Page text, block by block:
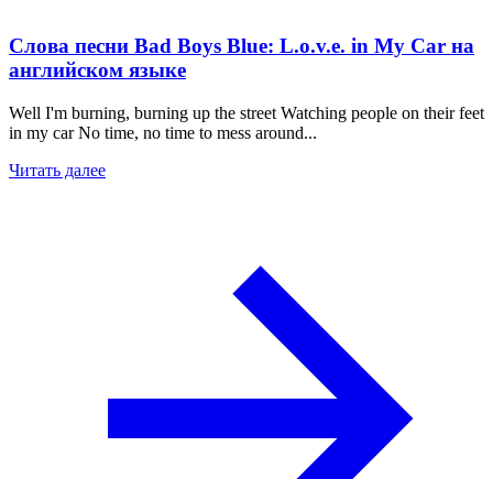
Слова песни Bad Boys Blue: L.o.v.e. in My Car на
английском языке
Well I'm burning, burning up the street Watching people on their feet
in my car No time, no time to mess around...
Читать далее